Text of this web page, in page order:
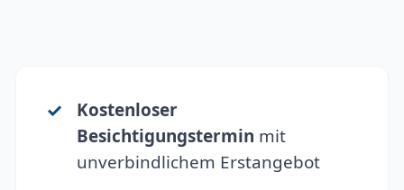
Kostenloser
Besichtigungstermin mit
unverbindlichem Erstangebot